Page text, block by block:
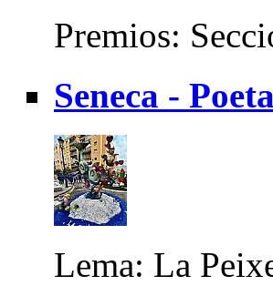
Premios:
Seneca -
Lema: La